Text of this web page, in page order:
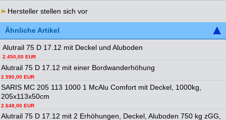
Hersteller stellen sich vor
Ähnliche Artikel
Alutrail 75 D 17.12 mit Deckel und Aluboden
2.450,00 EUR
Alutrail 75 D 17.12 mit einer Bordwanderhöhung
2.590,00 EUR
SARIS MC 205 113 1000 1 McAlu Comfort mit Deckel, 1000kg,
205x113x50cm
2.648,00 EUR
Alutrail 75 D 17.12 mit 2 Erhöhungen, Deckel, Aluboden 750 kg zGG,